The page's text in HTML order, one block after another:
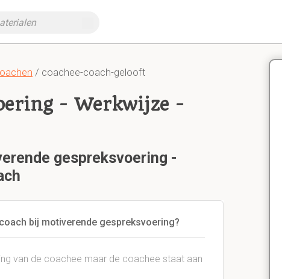
/ coachee-coach-gelooft
- Werkwijze -
gespreksvoering -
bij motiverende gespreksvoering?
van de coachee maar de coachee staat aan